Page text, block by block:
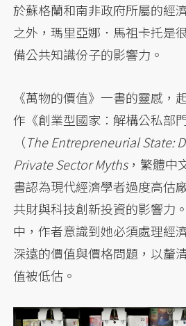
於蘇格蘭和南非政府所屬的經
之外，瑪里亞娜．馬祖卡托是
備公共知識份子的影響力。
《萬物的價值》一書的靈感，
作《創業型國家：解構公私部
（The Entrepreneurial State:
Private Sector Myths，繁體中
書認為現代經濟學者過度高估
共財與科技創新投資的影響力
中，作者意識到她必須處理經
深遠的價值與價格問題，以釐
值被低估。